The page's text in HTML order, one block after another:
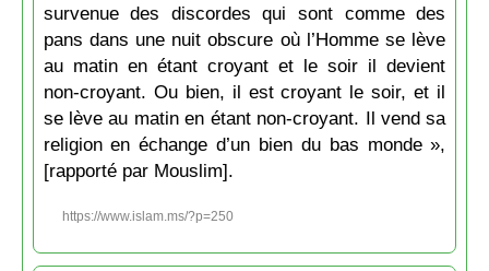
survenue des discordes qui sont comme des
pans dans une nuit obscure où l’Homme se lève
au matin en étant croyant et le soir il devient
non-croyant. Ou bien, il est croyant le soir, et il
se lève au matin en étant non-croyant. Il vend sa
religion en échange d’un bien du bas monde »,
[rapporté par Mouslim].
https://www.islam.ms/?p=250